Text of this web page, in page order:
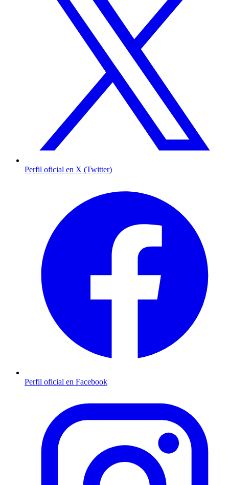
Perfil oficial en X (Twitter)
Perfil oficial en Facebook